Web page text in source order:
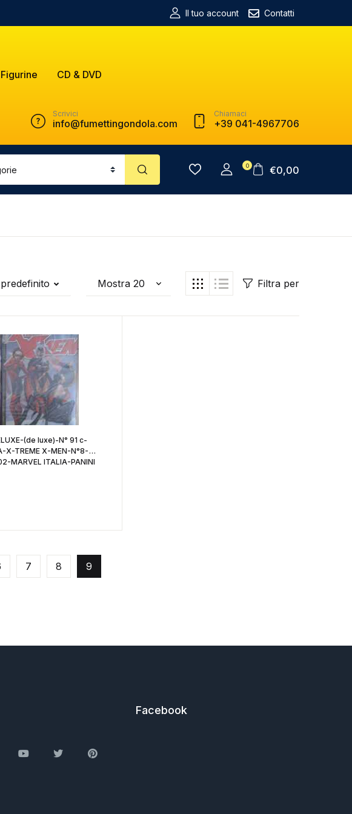
Il tuo account Contatti
Figurine CD & DVD
Scrivici
info@fumettingondola.com
Chiamaci
+39 041-4967706
0 €0,00
Filtra per
(de luxe)-N° 91 c-
X-TREME X-MEN-N°8-
MARVEL ITALIA-PANINI
7 8 9
You TubeTwitter Pinterest
Facebook